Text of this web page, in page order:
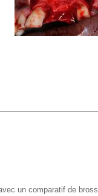
un comparatif de